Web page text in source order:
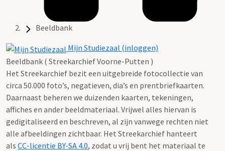
Beeldbank
Mijn Studiezaal (inloggen)
Beeldbank ( Streekarchief Voorne-Putten )
Het Streekarchief bezit een uitgebreide fotocollectie van
circa 50.000 foto’s, negatieven, dia’s en prentbriefkaarten.
Daarnaast beheren we duizenden kaarten, tekeningen,
affiches en ander beeldmateriaal. Vrijwel alles hiervan is
gedigitaliseerd en beschreven, al zijn vanwege rechten niet
alle afbeeldingen zichtbaar. Het Streekarchief hanteert
als CC-licentie BY-SA 4.0, zodat u vrij bent het materiaal te